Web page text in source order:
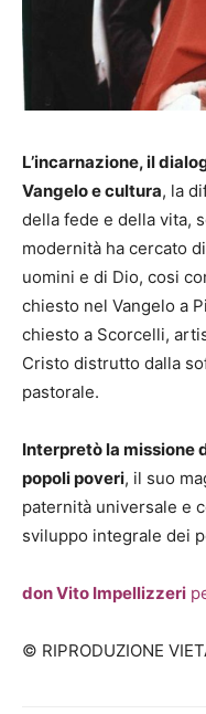
L’incarnazione, il
Vangelo e cultura, la
della fede e della vita,
modernità ha cercato
uomini e di Dio, cosi
chiesto nel Vangelo a
chiesto a Scorcelli,
Cristo distrutto dalla
pastorale.
Interpretò la missione
popoli poveri, il suo
paternità universale e
sviluppo integrale dei
don Vito Impellizzeri
© RIPRODUZIONE